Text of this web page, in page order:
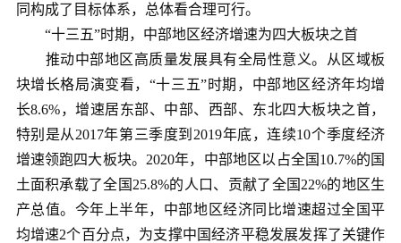
同构成了目标体系，总体看合理可行。
“十三五”时期，中部地区经济增速为四大板块之首
推动中部地区高质量发展具有全局性意义。从区域板
块增长格局演变看，“十三五”时期，中部地区经济年均增
长8.6%，增速居东部、中部、西部、东北四大板块之首，
特别是从2017年第三季度到2019年底，连续10个季度经济
增速领跑四大板块。2020年，中部地区以占全国10.7%的国
土面积承载了全国25.8%的人口、贡献了全国22%的地区生
产总值。今年上半年，中部地区经济同比增速超过全国平
均增速2个百分点，为支撑中国经济平稳发展发挥了关键作